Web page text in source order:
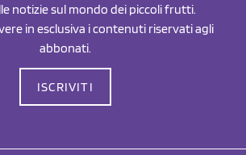
notizie sul mondo dei piccoli frutti.
in esclusiva i contenuti riservati agli
abbonati.
ISCRIVITI